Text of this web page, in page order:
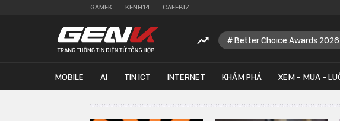
GAMEK KENH14 CAFEBIZ
Better Choice Awards 2026
MOBILE AI TIN ICT INTERNET KHÁM PHÁ XEM - MUA -